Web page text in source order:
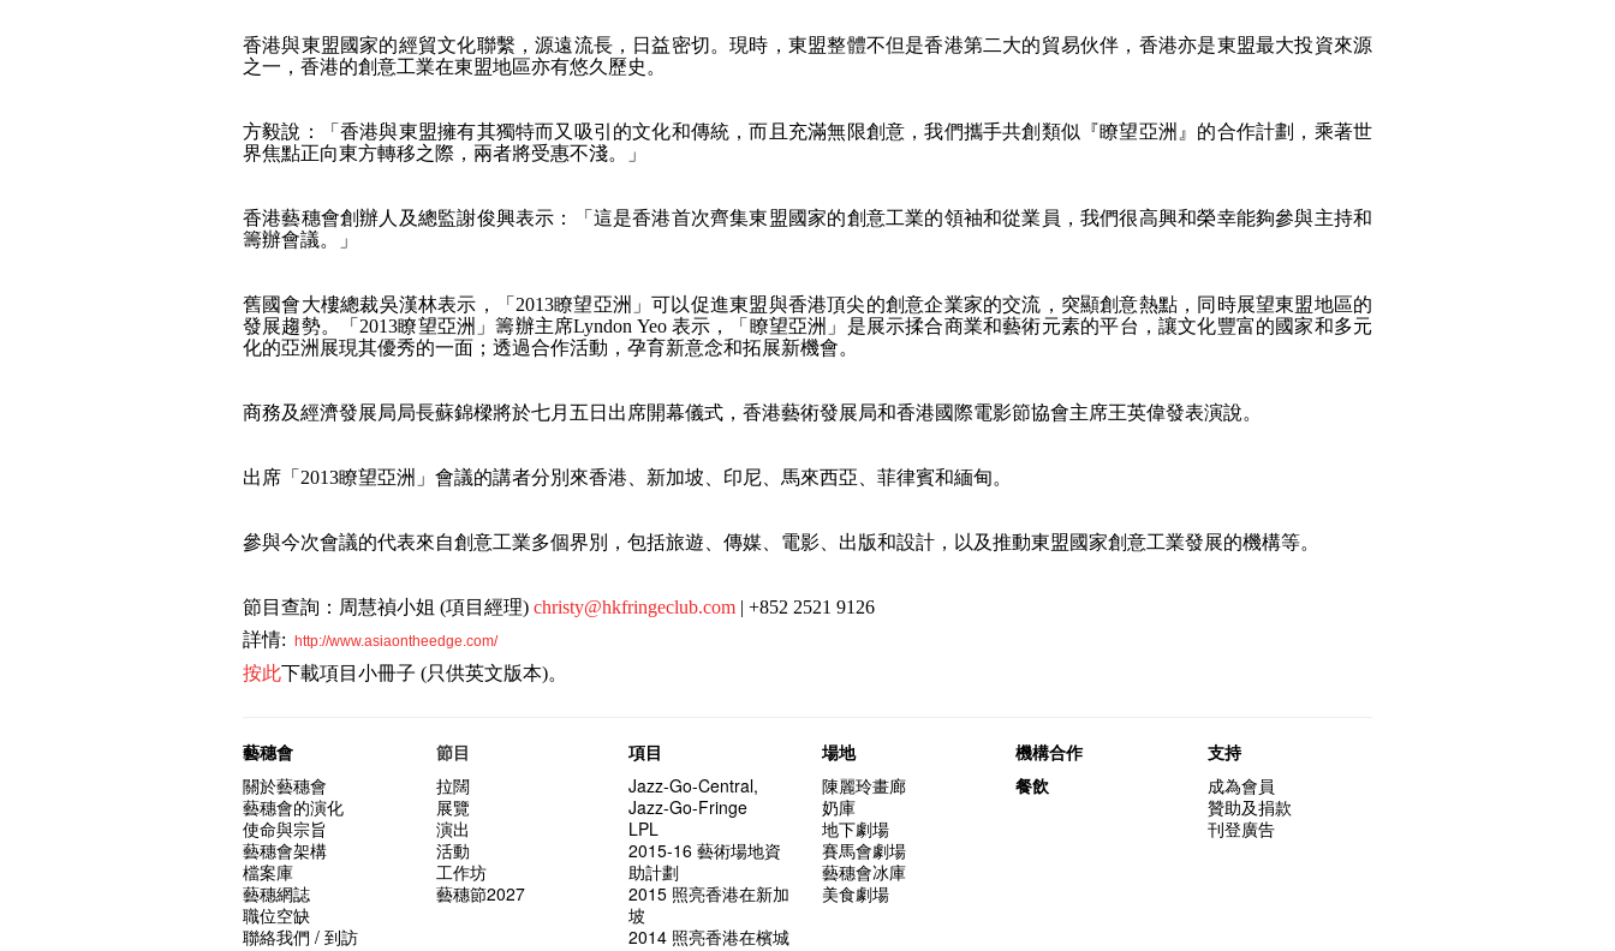
香港與東盟國家的經貿文化聯繫，源遠流長，日益密切。現時，東盟整體不但是香港第二大的貿易伙伴，香港亦是東盟最大投資來源
之一，香港的創意工業在東盟地區亦有悠久歷史。
方毅說：「香港與東盟擁有其獨特而又吸引的文化和傳統，而且充滿無限創意，我們攜手共創類似『瞭望亞洲』的合作計劃，乘著世
界焦點正向東方轉移之際，兩者將受惠不淺。」
香港藝穗會創辦人及總監謝俊興表示：「這是香港首次齊集東盟國家的創意工業的領袖和從業員，我們很高興和榮幸能夠參與主持和
籌辦會議。」
舊國會大樓總裁吳漢林表示，「2013瞭望亞洲」可以促進東盟與香港頂尖的創意企業家的交流，突顯創意熱點，同時展望東盟地區的
發展趨勢。「2013瞭望亞洲」籌辦主席Lyndon Yeo 表示，「瞭望亞洲」是展示揉合商業和藝術元素的平台，讓文化豐富的國家和多元
化的亞洲展現其優秀的一面；透過合作活動，孕育新意念和拓展新機會。
商務及經濟發展局局長蘇錦樑將於七月五日出席開幕儀式，香港藝術發展局和香港國際電影節協會主席王英偉發表演說。
出席「2013瞭望亞洲」會議的講者分別來香港、新加坡、印尼、馬來西亞、菲律賓和緬甸。
參與今次會議的代表來自創意工業多個界別，包括旅遊、傳媒、電影、出版和設計，以及推動東盟國家創意工業發展的機構等。
節目查詢：周慧禎小姐 (項目經理) christy@hkfringeclub.com | +852 2521 9126
詳情:
http://www.asiaontheedge.com/
按此下載項目小冊子 (只供英文版本)。
藝穗會
關於藝穗會
藝穗會的演化
使命與宗旨
藝穗會架構
檔案庫
藝穗網誌
職位空缺
聯絡我們 / 到訪
節目
拉闊
展覽
演出
活動
工作坊
藝穗節2027
項目
Jazz-Go-Central,
Jazz-Go-Fringe
LPL
2015-16 藝術場地資
助計劃
2015 照亮香港在新加
坡
2014 照亮香港在檳城
場地
陳麗玲畫廊
奶庫
地下劇場
賽馬會劇場
藝穗會冰庫
美食劇場
機構合作
餐飲
支持
成為會員
贊助及捐款
刊登廣告